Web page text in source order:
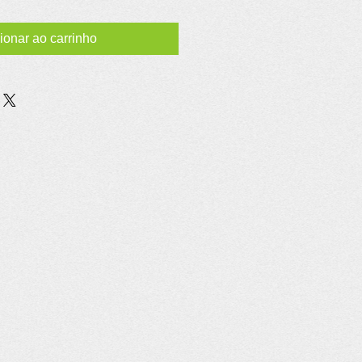
ao carrinho